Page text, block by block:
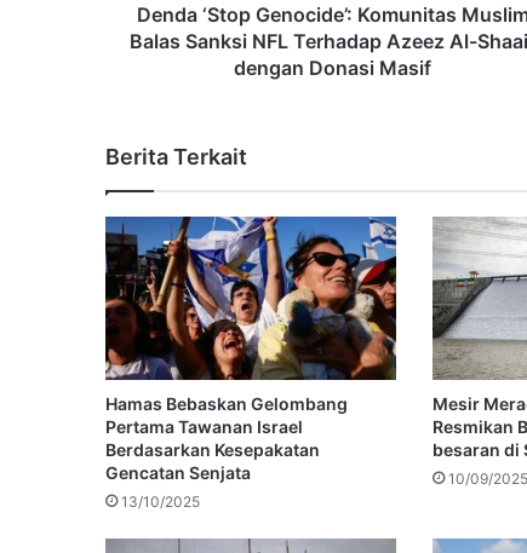
Denda ‘Stop Genocide’: Komunitas
Balas Sanksi NFL Terhadap Azeez Al-
dengan Donasi Masif
Berita Terkait
Hamas Bebaskan Gelombang
Pertama Tawanan Israel
Berdasarkan Kesepakatan
Gencatan Senjata
13/10/2025
Mesir
Resmikan
besaran di
10/09/2025